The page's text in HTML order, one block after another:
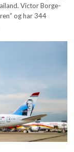
Victor Borge-
og har 344